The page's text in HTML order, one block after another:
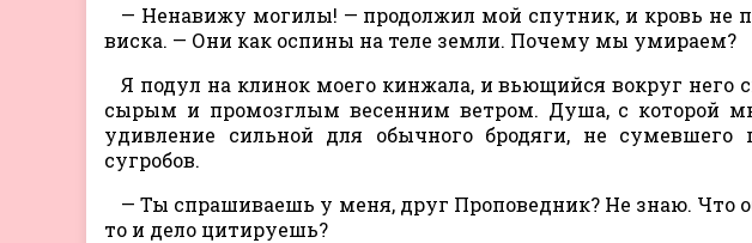
— Ненавижу могилы! — продолжил мой спутник, и кровь не
виска. — Они как оспины на теле земли. Почему мы умираем?
Я подул на клинок моего кинжала, и вьющийся вокруг
сырым и промозглым весенним ветром. Душа, с которой
удивление сильной для обычного бродяги, не
сугробов.
— Ты спрашиваешь у меня, друг Проповедник? Не знаю. Что
то и дело цитируешь?